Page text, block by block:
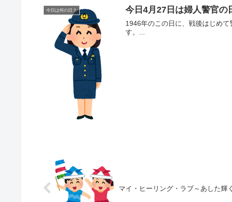
今日は何の日？ 今日4月27日は婦人警官の
1946年のこの日に、戦後はじめ
す。...
マイ・ヒーリング・ラブ～あした輝